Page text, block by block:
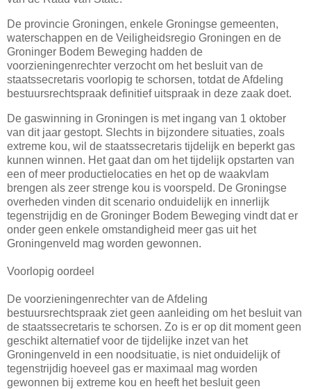
De provincie Groningen, enkele Groningse gemeenten,
waterschappen en de Veiligheidsregio Groningen en de
Groninger Bodem Beweging hadden de
voorzieningenrechter verzocht om het besluit van de
staatssecretaris voorlopig te schorsen, totdat de Afdeling
bestuursrechtspraak definitief uitspraak in deze zaak doet.
De gaswinning in Groningen is met ingang van 1 oktober
van dit jaar gestopt. Slechts in bijzondere situaties, zoals
extreme kou, wil de staatssecretaris tijdelijk en beperkt gas
kunnen winnen. Het gaat dan om het tijdelijk opstarten van
een of meer productielocaties en het op de waakvlam
brengen als zeer strenge kou is voorspeld. De Groningse
overheden vinden dit scenario onduidelijk en innerlijk
tegenstrijdig en de Groninger Bodem Beweging vindt dat er
onder geen enkele omstandigheid meer gas uit het
Groningenveld mag worden gewonnen.
Voorlopig oordeel
De voorzieningenrechter van de Afdeling
bestuursrechtspraak ziet geen aanleiding om het besluit van
de staatssecretaris te schorsen. Zo is er op dit moment geen
geschikt alternatief voor de tijdelijke inzet van het
Groningenveld in een noodsituatie, is niet onduidelijk of
tegenstrijdig hoeveel gas er maximaal mag worden
gewonnen bij extreme kou en heeft het besluit geen